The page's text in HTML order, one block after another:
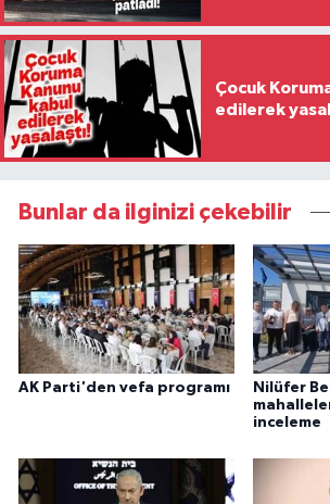
Çocuk
edilerek
Bunlar da ilginizi çekebilir
AK Parti'den vefa programı
Nilüfer
inceleme